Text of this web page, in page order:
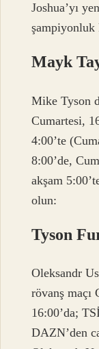
Joshua’yı
şampiyonluk
Mayk
Mike Tyson
Cumartesi,
4:00’te
8:00’de,
akşam
olun:
Tyson
Oleksandr
rövanş maçı
16:00’da;
DAZN’den